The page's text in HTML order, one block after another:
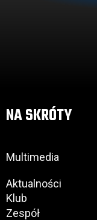
NA SKRÓTY
Multimedia
Aktualności
Klub
Zespół